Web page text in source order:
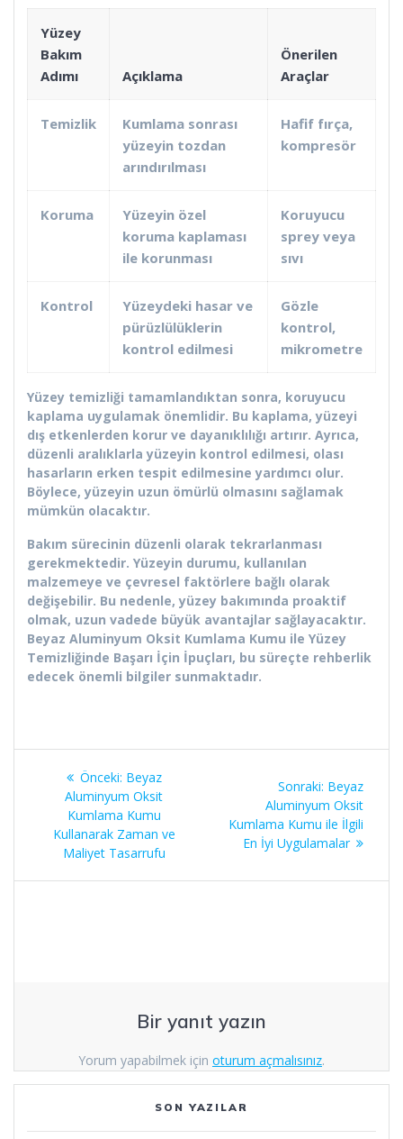
Yüzey
Bakım
Adımı
Açıklama
Önerilen
Araçlar
Temizlik
Kumlama sonrası
yüzeyin tozdan
arındırılması
Hafif fırça,
kompresör
Koruma
Yüzeyin özel
koruma kaplaması
ile korunması
Koruyucu
sprey veya
sıvı
Kontrol
Yüzeydeki hasar ve
pürüzlülüklerin
kontrol edilmesi
Gözle
kontrol,
mikrometre
Yüzey temizliği tamamlandıktan sonra, koruyucu
kaplama uygulamak önemlidir. Bu kaplama, yüzeyi
dış etkenlerden korur ve dayanıklılığı artırır. Ayrıca,
düzenli aralıklarla yüzeyin kontrol edilmesi, olası
hasarların erken tespit edilmesine yardımcı olur.
Böylece, yüzeyin uzun ömürlü olmasını sağlamak
mümkün olacaktır.
Bakım sürecinin düzenli olarak tekrarlanması
gerekmektedir. Yüzeyin durumu, kullanılan
malzemeye ve çevresel faktörlere bağlı olarak
değişebilir. Bu nedenle, yüzey bakımında proaktif
olmak, uzun vadede büyük avantajlar sağlayacaktır.
Beyaz Aluminyum Oksit Kumlama Kumu ile Yüzey
Temizliğinde Başarı İçin İpuçları, bu süreçte rehberlik
edecek önemli bilgiler sunmaktadır.
Yazı
gezinmesi
Önceki: Önceki
yazı:
Beyaz
Aluminyum Oksit
Kumlama Kumu
Kullanarak Zaman ve
Maliyet Tasarrufu
Sonraki: Sonraki
yazı:
Beyaz
Aluminyum Oksit
Kumlama Kumu ile İlgili
En İyi Uygulamalar
Bir yanıt yazın
Yorum yapabilmek için oturum açmalısınız.
SON YAZILAR